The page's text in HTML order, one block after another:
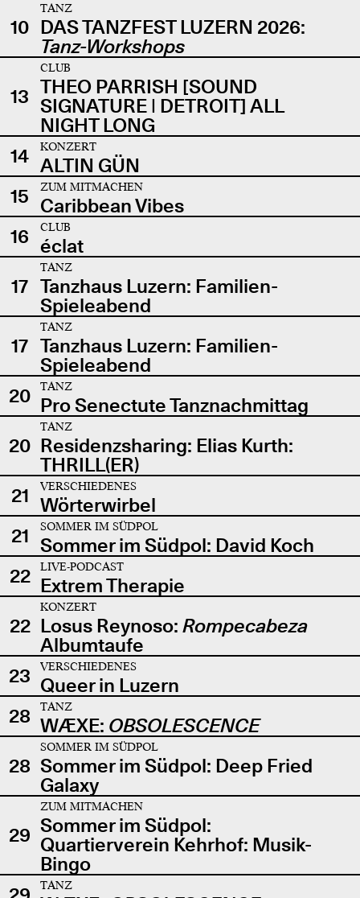
10
TANZ
DAS TANZFEST LUZERN 2026:
Tanz-Workshops
13
CLUB
THEO PARRISH [SOUND
SIGNATURE | DETROIT] ALL
NIGHT LONG
14
KONZERT
ALTIN GÜN
15
ZUM MITMACHEN
Caribbean Vibes
16
CLUB
éclat
17
TANZ
Tanzhaus Luzern: Familien-
Spieleabend
17
TANZ
Tanzhaus Luzern: Familien-
Spieleabend
20
TANZ
Pro Senectute Tanznachmittag
20
TANZ
Residenzsharing: Elias Kurth:
THRILL(ER)
21
VERSCHIEDENES
Wörterwirbel
21
SOMMER IM SÜDPOL
Sommer im Südpol: David Koch
22
LIVE-PODCAST
Extrem Therapie
22
KONZERT
Losus Reynoso: Rompecabeza
Albumtaufe
23
VERSCHIEDENES
Queer in Luzern
28
TANZ
WÆXE: OBSOLESCENCE
28
SOMMER IM SÜDPOL
Sommer im Südpol: Deep Fried
Galaxy
29
ZUM MITMACHEN
Sommer im Südpol:
Quartierverein Kehrhof: Musik-
Bingo
TANZ